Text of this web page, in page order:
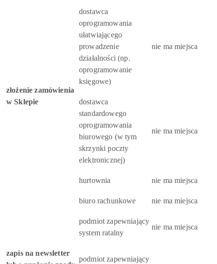
złożenie zamówienia
w Sklepie
dostawca
oprogramowania
ułatwiającego
prowadzenie
działalności (np.
oprogramowanie
księgowe)
nie ma miejsca
dostawca
standardowego
oprogramowania
biurowego (w tym
skrzynki poczty
elektronicznej)
nie ma miejsca
hurtownia nie ma miejsca
biuro rachunkowe nie ma miejsca
podmiot zapewniający
system ratalny
nie ma miejsca
zapis na newsletter
podmiot zapewniający